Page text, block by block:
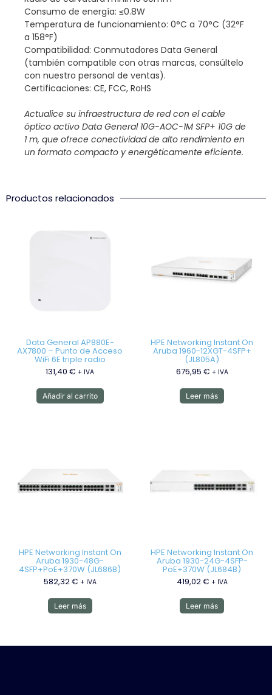
Consumo de energía: ≤0.8W
Temperatura de funcionamiento: 0°C a 70°C (32°F
a 158°F)
Compatibilidad: Conmutadores Data General
(también compatible con otras marcas, consúltelo
con nuestro personal de ventas).
Certificaciones: CE, FCC, RoHS
Actualice su infraestructura de red con el cable
óptico activo Data General 10G-AOC-1M SFP+ 10G de
1 m, que ofrece conectividad de alto rendimiento en
un formato compacto y energéticamente eficiente.
Productos relacionados
Data General AP880E-
AX7800 – Punto de Acceso
WiFi 6E triple radio
131,40€ + IVA
Añadir al carrito
HPE Networking Instant On
Aruba 1960-12XGT-4SFP+
(JL805A)
675,95 € + IVA
Leer más
HPE Networking Instant On
Aruba 1930-48G-
4SFP+PoE+370W (JL686B)
582,32€ + IVA
Leer más
HPE Networking Instant On
Aruba 1930-24G-4SFP-
PoE+370W (JL684B)
419,02€ + IVA
Leer más